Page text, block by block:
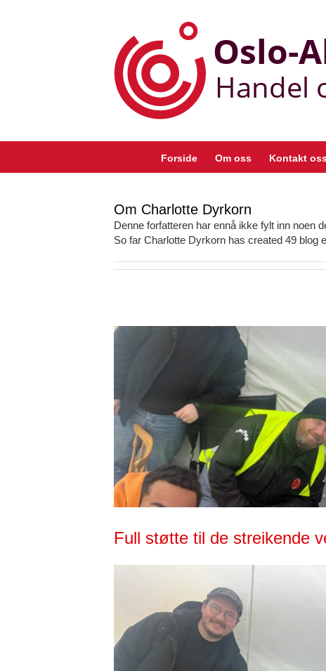
Forside Om oss Kontakt
Om Charlotte Dyrkorn
Denne forfatteren har ennå ikke fylt inn noen
So far Charlotte Dyrkorn has created 49 blog
Full støtte til de streikende